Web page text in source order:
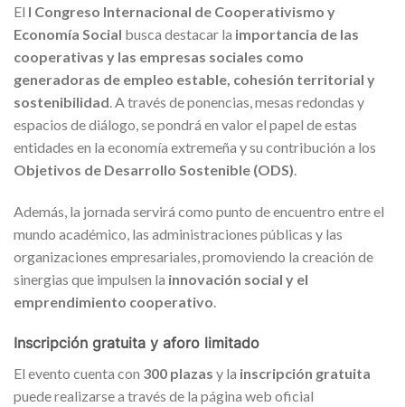
El I Congreso Internacional de Cooperativismo y
Economía Social busca destacar la importancia de las
cooperativas y las empresas sociales como
generadoras de empleo estable, cohesión territorial y
sostenibilidad. A través de ponencias, mesas redondas y
espacios de diálogo, se pondrá en valor el papel de estas
entidades en la economía extremeña y su contribución a los
Objetivos de Desarrollo Sostenible (ODS).
Además, la jornada servirá como punto de encuentro entre el
mundo académico, las administraciones públicas y las
organizaciones empresariales, promoviendo la creación de
sinergias que impulsen la innovación social y el
emprendimiento cooperativo.
Inscripción gratuita y aforo limitado
El evento cuenta con 300 plazas y la inscripción gratuita
puede realizarse a través de la página web oficial